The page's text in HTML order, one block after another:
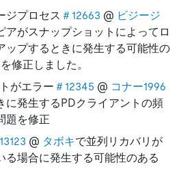
ジプロセス ＃12663 @ ビジージ
アがスナップショットによってロ
ップするときに発生する可能性の
修正しました。
がエラー ＃12345 @ コナー1996
に発生するPDクライアントの頻
題を修正
@ タボキで並列リカバリが
る場合に発生する可能性のある